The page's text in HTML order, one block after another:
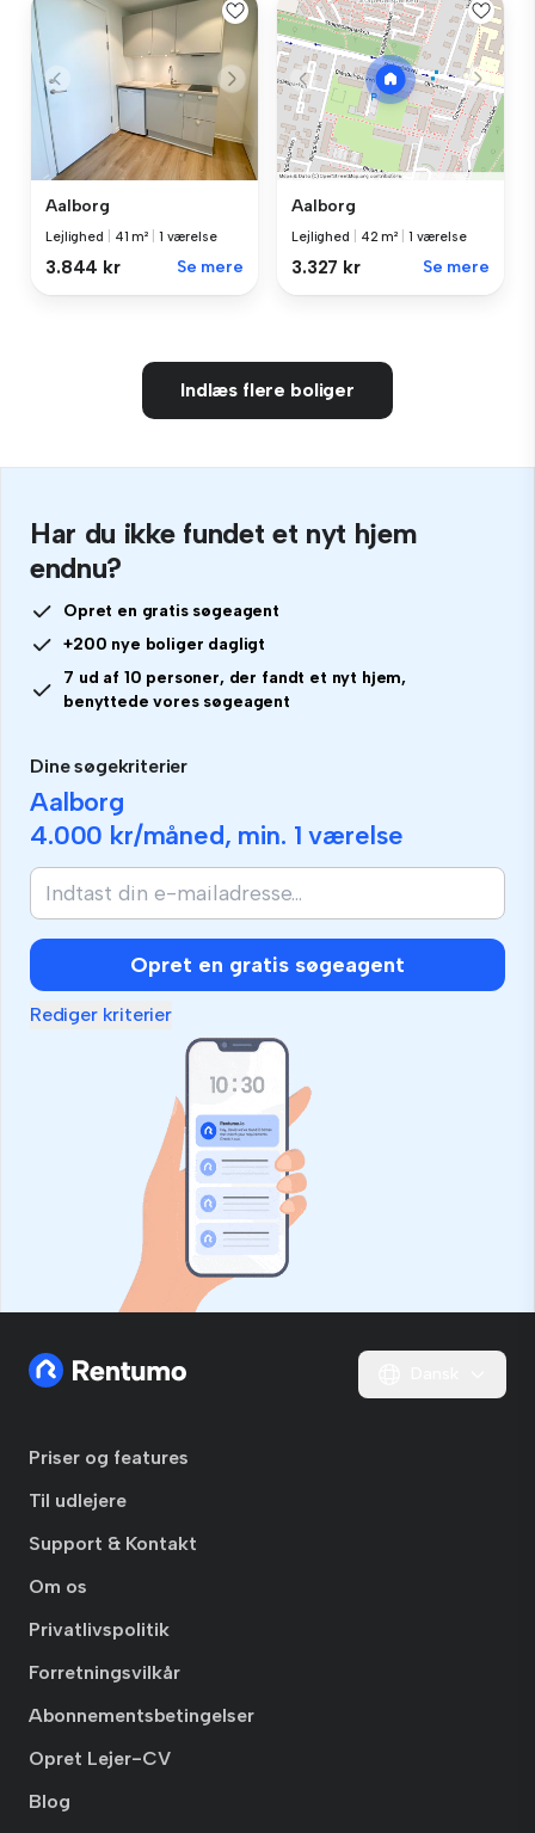
Aalborg
Lejlighed 41 m² 1 værelse
3.844 kr Se mere
Aalborg
Lejlighed 42 m² 1 værelse
3.327 kr Se mere
Indlæs flere boliger
Har du ikke fundet et nyt hjem
endnu?
Opret en gratis søgeagent
+200 nye boliger dagligt
7 ud af 10 personer, der fandt et nyt hjem,
benyttede vores søgeagent
Dine søgekriterier
Aalborg
4.000 kr/måned, min. 1 værelse
Opret en gratis søgeagent
Rediger kriterier
Priser og features
Til udlejere
Support & Kontakt
Om os
Privatlivspolitik
Forretningsvilkår
Abonnementsbetingelser
Opret Lejer-CV
Blog